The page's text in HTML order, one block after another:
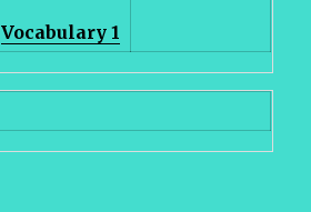
Vocabulary 1